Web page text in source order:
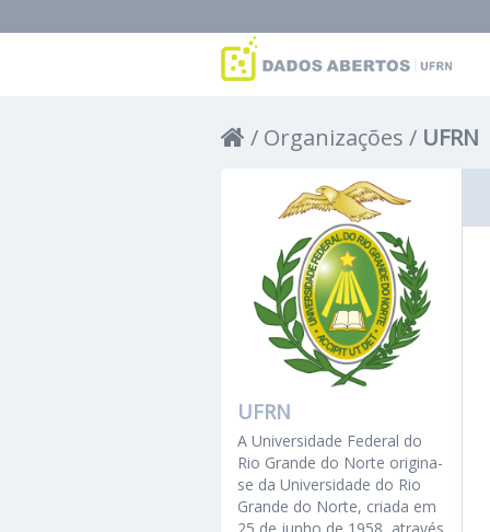
Organizações UFRN
UFRN
A Universidade Federal do
Rio Grande do Norte origina-
se da Universidade do Rio
Grande do Norte, criada em